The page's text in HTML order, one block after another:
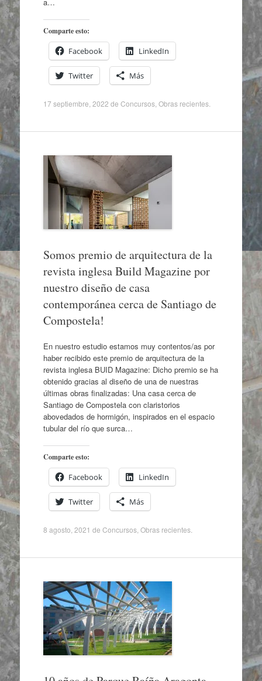
Comparte esto:
Facebook LinkedIn
Twitter Más
17 septiembre, 2022 de Concursos, Obras recientes.
Somos premio de arquitectura de la
revista inglesa Build Magazine por
nuestro diseño de casa
contemporánea cerca de Santiago de
Compostela!
En nuestro estudio estamos muy contentos/as por
haber recibido este premio de arquitectura de la
revista inglesa BUID Magazine: Dicho premio se ha
obtenido gracias al diseño de una de nuestras
últimas obras finalizadas: Una casa cerca de
Santiago de Compostela con claristorios
abovedados de hormigón, inspirados en el espacio
tubular del río que surca…
Comparte esto:
Facebook LinkedIn
Twitter Más
8 agosto, 2021 de Concursos, Obras recientes.